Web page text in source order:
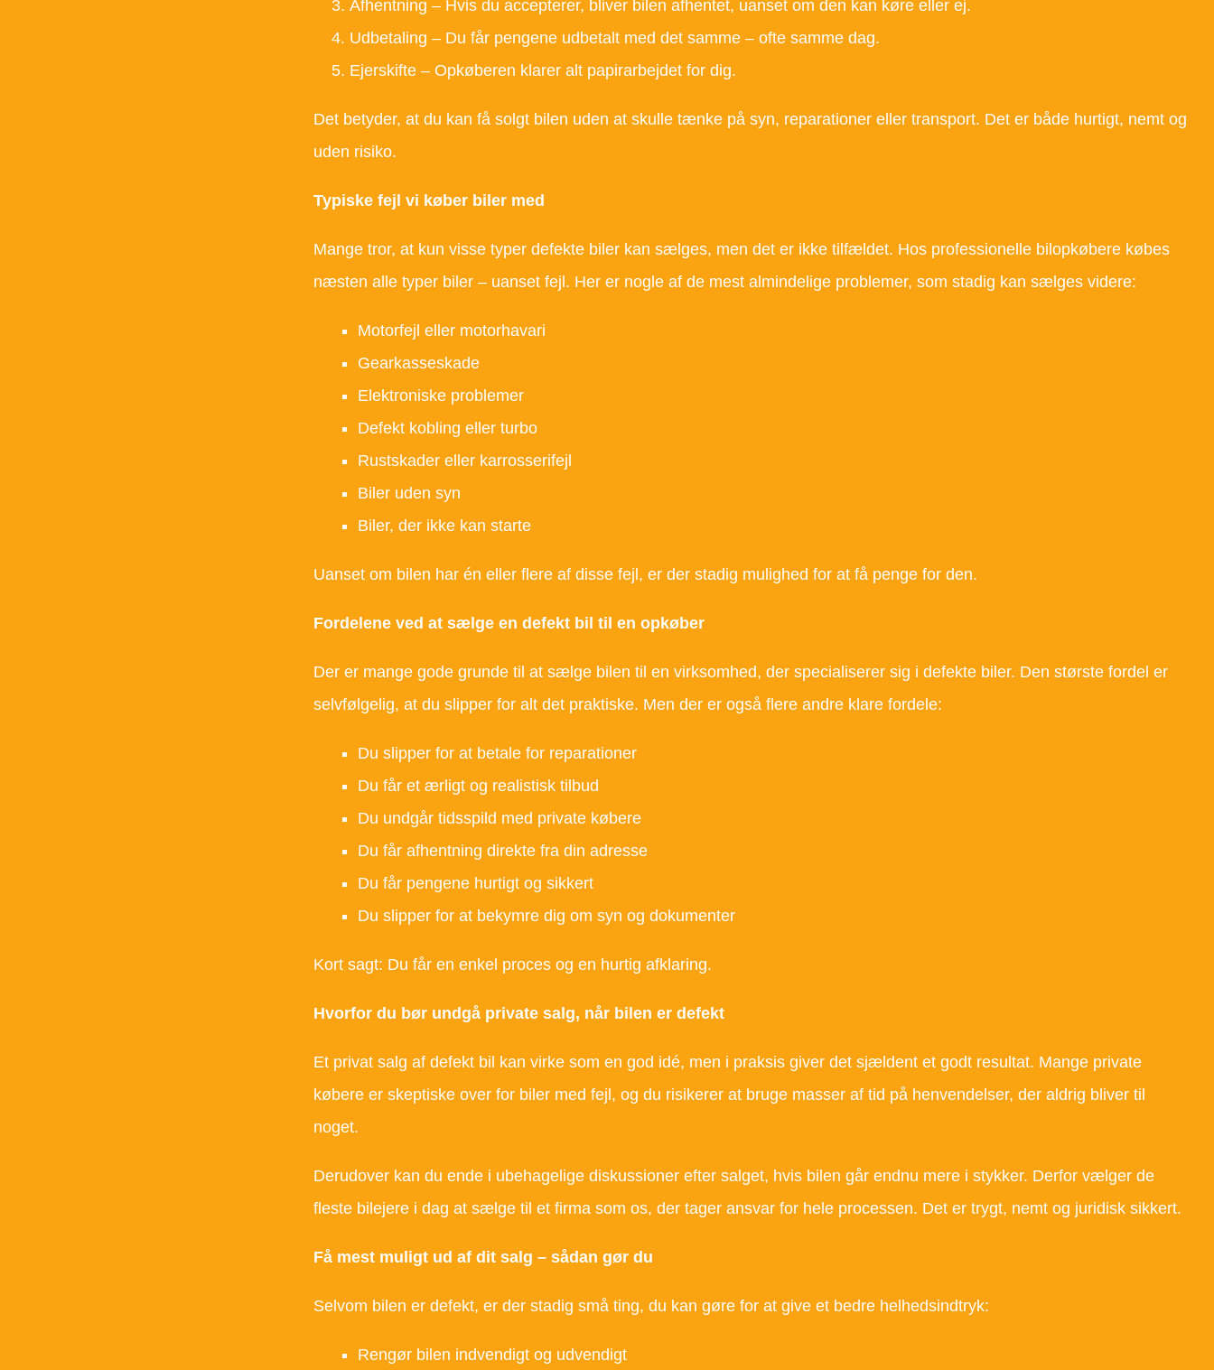
Afhentning – Hvis du accepterer, bliver bilen afhentet, uanset om den kan køre eller ej.
Udbetaling – Du får pengene udbetalt med det samme – ofte samme dag.
Ejerskifte – Opkøberen klarer alt papirarbejdet for dig.
Det betyder, at du kan få solgt bilen uden at skulle tænke på syn, reparationer eller transport. Det er både hurtigt, nemt og
uden risiko.
Typiske fejl vi køber biler med
Mange tror, at kun visse typer defekte biler kan sælges, men det er ikke tilfældet. Hos professionelle bilopkøbere købes
næsten alle typer biler – uanset fejl. Her er nogle af de mest almindelige problemer, som stadig kan sælges videre:
Motorfejl eller motorhavari
Gearkasseskade
Elektroniske problemer
Defekt kobling eller turbo
Rustskader eller karrosserifejl
Biler uden syn
Biler, der ikke kan starte
Uanset om bilen har én eller flere af disse fejl, er der stadig mulighed for at få penge for den.
Fordelene ved at sælge en defekt bil til en opkøber
Der er mange gode grunde til at sælge bilen til en virksomhed, der specialiserer sig i defekte biler. Den største fordel er
selvfølgelig, at du slipper for alt det praktiske. Men der er også flere andre klare fordele:
Du slipper for at betale for reparationer
Du får et ærligt og realistisk tilbud
Du undgår tidsspild med private købere
Du får afhentning direkte fra din adresse
Du får pengene hurtigt og sikkert
Du slipper for at bekymre dig om syn og dokumenter
Kort sagt: Du får en enkel proces og en hurtig afklaring.
Hvorfor du bør undgå private salg, når bilen er defekt
Et privat salg af defekt bil kan virke som en god idé, men i praksis giver det sjældent et godt resultat. Mange private
købere er skeptiske over for biler med fejl, og du risikerer at bruge masser af tid på henvendelser, der aldrig bliver til
noget.
Derudover kan du ende i ubehagelige diskussioner efter salget, hvis bilen går endnu mere i stykker. Derfor vælger de
fleste bilejere i dag at sælge til et firma som os, der tager ansvar for hele processen. Det er trygt, nemt og juridisk sikkert.
Få mest muligt ud af dit salg – sådan gør du
Selvom bilen er defekt, er der stadig små ting, du kan gøre for at give et bedre helhedsindtryk:
Rengør bilen indvendigt og udvendigt